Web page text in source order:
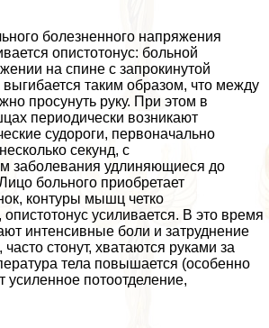
болезненного напряжения
опистотонус: больной
на спине с запрокинутой
таким образом, что между
просунуть руку. При этом в
периодически возникают
судороги, первоначально
секунд, с
заболевания удлиняющиеся до
больного приобретает
контуры мышц четко
усиливается. В это время
интенсивные боли и затруднение
стонут, хватаются руками за
тела повышается (особенно
усиленное потоотделение,